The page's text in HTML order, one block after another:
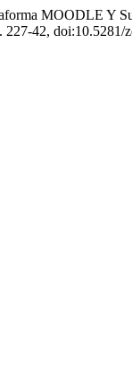
MOODLE Y
227-42, doi:10.5281/